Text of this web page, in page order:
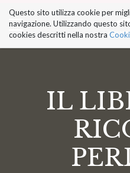
ai
contenuti.
|
Salta
Questo sito utilizza cookie per
navigazione. Utilizzando questo
cookies descritti nella nostra
IL